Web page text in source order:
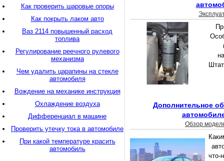
Дополнительное
Обзор
что-
Как проверить шаровые опоры
Как покрыть лаком авто
Ваз 2114 повышенный расход
топлива
Регулирование реечного рулевого
механизма
Чем удалить царапины на стекле
автомобиля
Вождение на механике инструкция
Охлаждение воздуха
Дифференциал в машине
Проверить утечку тока в автомобиле
При какой температуре красить
автомобиль